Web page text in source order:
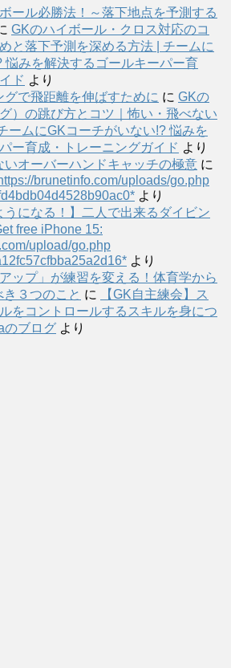
ール必勝法！～落下地点を予測する
GKのハイボール・クロス対応のコ
と落下予測を深める方法 | チームに
悩みを解決するゴールキーパー育
ド より
グで飛距離を伸ばすために に GKの
）の跳び方とコツ｜怖い・飛べない
ームにGKコーチがいない!? 悩みを
ー育成・トレーニングガイド より
オーバーハンドキャッチの極意 に
brunetinfo.com/uploads/go.php
より
うになる！】二人で出来るダイビン
free iPhone 15:
upload/go.php
より
ップ」が練習を変える！体育学から
３つのこと に
【GK自主練会】ス
をコントロールするスキルを身につ
のブログ より